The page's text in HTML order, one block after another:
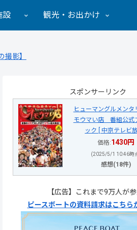
設 観光・お出かけ
影】
スポンサーリンク
ヒューマングルメン
モウマい店 番組公式
ック [ 中京テレビ放
価格:1430円
(2025/5/1 10:46時
感想(18件)
【広告】これまで9万人が参
ピースボートの資料請求はこちら